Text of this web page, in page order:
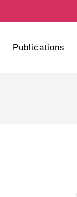
Publications